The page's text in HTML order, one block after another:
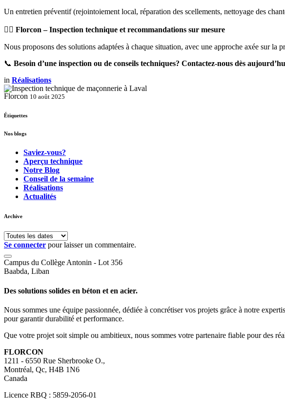
Un entretien préventif (rejointoiement local, réparation des scellements, nettoyage des
👷‍♂️ Florcon – Inspection technique et recommandations sur mesure
Nous proposons des solutions adaptées à chaque situation, avec une approche axée sur la
📞 Besoin d’une inspection ou de conseils techniques? Contactez-nous dès
in Réalisations
Florcon 10 août 2025
Étiquettes
Nos blogs
Saviez-vous?
Aperçu technique
Notre Blog
Conseil de la semaine
Réalisations
Actualités
Archive
Se connecter pour laisser un commentaire.
Campus du Collège Antonin - Lot 356
Baabda, Liban
Des solutions solides en béton et en acier.
Nous sommes une équipe passionnée, dédiée à concrétiser vos projets grâce à notre
pour garantir durabilité et performance.
Que votre projet soit simple ou ambitieux, nous sommes votre partenaire fiable pour des
FLORCON
1211 - 6550 Rue Sherbrooke O.,
Montréal, Qc, H4B 1N6
Canada
Licence RBQ : 5859-2056-01